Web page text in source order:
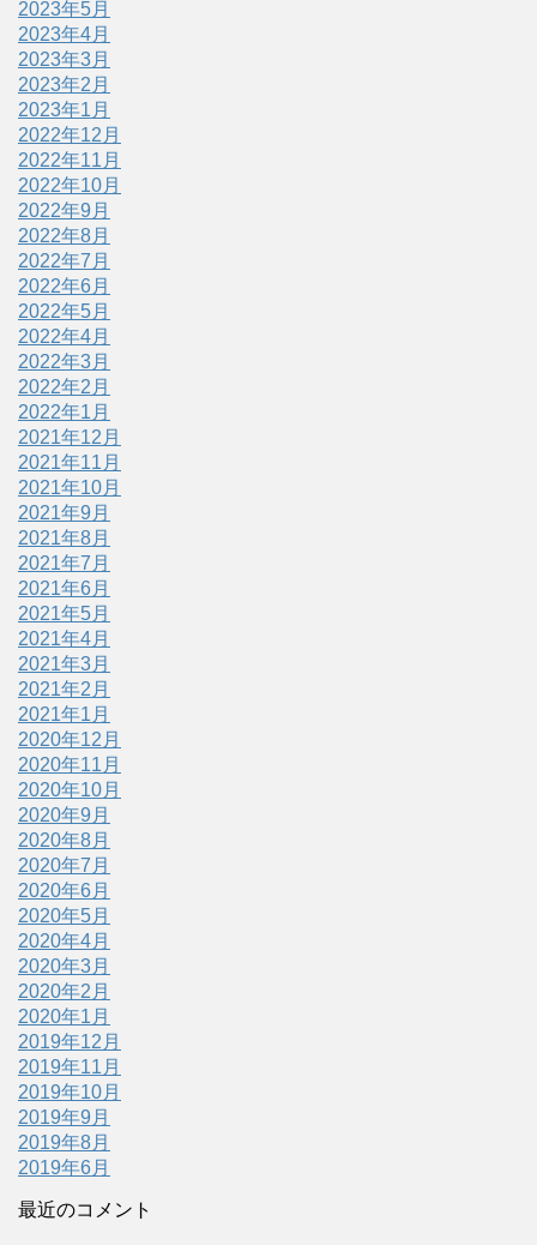
2023年5月
2023年4月
2023年3月
2023年2月
2023年1月
2022年12月
2022年11月
2022年10月
2022年9月
2022年8月
2022年7月
2022年6月
2022年5月
2022年4月
2022年3月
2022年2月
2022年1月
2021年12月
2021年11月
2021年10月
2021年9月
2021年8月
2021年7月
2021年6月
2021年5月
2021年4月
2021年3月
2021年2月
2021年1月
2020年12月
2020年11月
2020年10月
2020年9月
2020年8月
2020年7月
2020年6月
2020年5月
2020年4月
2020年3月
2020年2月
2020年1月
2019年12月
2019年11月
2019年10月
2019年9月
2019年8月
2019年6月
最近のコメント